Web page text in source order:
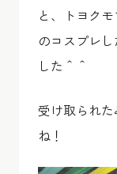
と、トヨク
のコスプレ
した＾＾
受け取られ
ね！